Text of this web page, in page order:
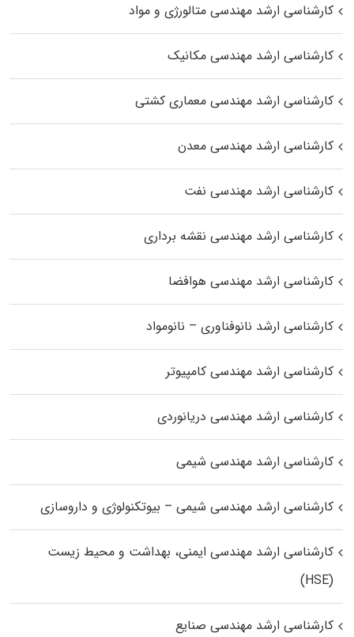
کارشناسی ارشد مهندسی متالورژی و مواد
کارشناسی ارشد مهندسی مکانیک
کارشناسی ارشد مهندسی معماری کشتی
کارشناسی ارشد مهندسی معدن
کارشناسی ارشد مهندسی نفت
کارشناسی ارشد مهندسی نقشه برداری
کارشناسی ارشد مهندسی هوافضا
کارشناسی ارشد نانوفناوری – نانومواد
کارشناسی ارشد مهندسی کامپیوتر
کارشناسی ارشد مهندسی دریانوردی
کارشناسی ارشد مهندسی شیمی
کارشناسی ارشد مهندسی شیمی – بیوتکنولوژی و داروسازی
کارشناسی ارشد مهندسی ایمنی، بهداشت و محیط زیست
(HSE)
کارشناسی ارشد مهندسی صنایع